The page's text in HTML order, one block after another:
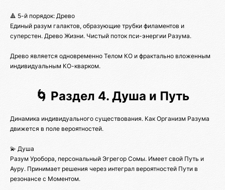
🔺 5-й порядок: Древо
Единый разум галактов, образующие трубки филаментов и
суперстен. Древо Жизни. Чистый поток пси-энергии Разума.
Древо является одновременно Телом КО и фрактально вложенным
индивидуальным КО-кварком.
🌀 Раздел 4. Душа и Путь
Динамика индивидуального существования. Как Организм Разума
движется в поле вероятностей.
💫 Душа
Разум Уробора, персональный Эгрегор Сомы. Имеет свой Путь и
Ауру. Принимает решения через интеграл вероятностей Пути в
резонансе с Моментом.